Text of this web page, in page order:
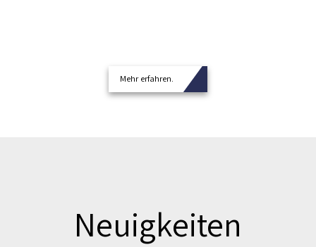
Mehr erfahren.
Neuigkeiten